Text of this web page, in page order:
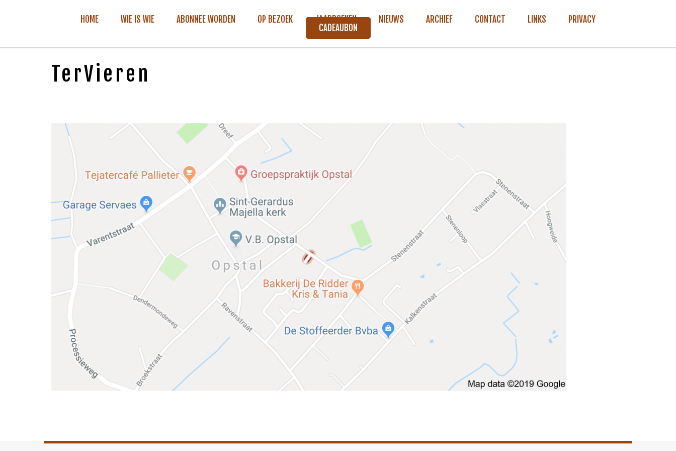
HOME WIE IS WIE ABONNEE WORDEN OP BEZOEK JAARBOEKEN NIEUWS ARCHIEF CONTACT LINKS
PRIVACY
CADEAUBON
TerVieren